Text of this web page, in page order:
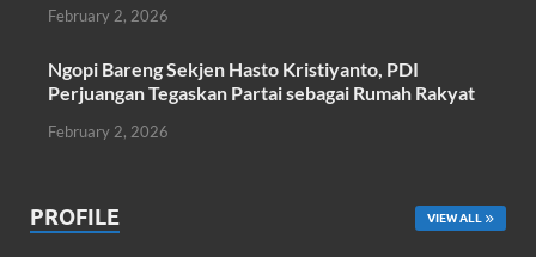
February 2, 2026
Ngopi Bareng Sekjen Hasto Kristiyanto, PDI
Perjuangan Tegaskan Partai sebagai Rumah Rakyat
February 2, 2026
PROFILE VIEW ALL